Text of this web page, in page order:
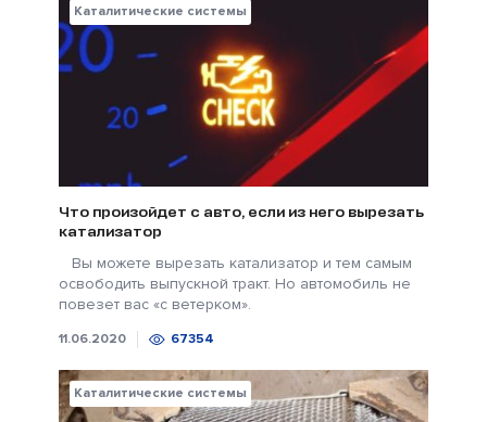
Каталитические системы
Что произойдет с авто, если из него вырезать
катализатор
Вы можете вырезать катализатор и тем самым
освободить выпускной тракт. Но автомобиль не
повезет вас «с ветерком».
11.06.2020 67354
Каталитические системы